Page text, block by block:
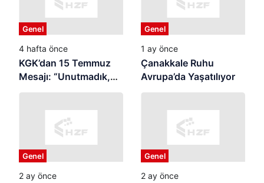
Genel
4 hafta önce
KGK’dan 15 Temmuz
Mesajı: “Unutmadık,
Unutturmayacağız”
Genel
1 ay önce
Çanakkale Ruhu
Avrupa’da Yaşatılıyor
Genel
2 ay önce
Genel
2 ay önce